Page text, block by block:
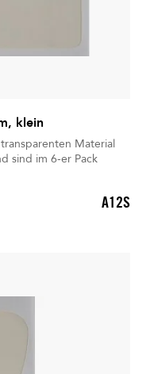
klein
Material
sind im 6-er Pack
A12S